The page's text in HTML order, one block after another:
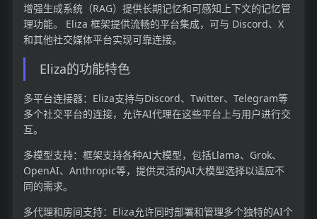
增强生成系统（RAG）提供长期记忆和可感知上下文的记忆管
理功能。 Eliza 框架提供流畅的平台集成，可与 Discord、X
和其他社交媒体平台实现可靠连接。
Eliza的功能特色
多平台连接器：Eliza支持与Discord、Twitter、Telegram等
多个社交平台的连接，允许AI代理在这些平台上与用户进行交
互。
多模型支持：框架支持各种AI大模型，包括Llama、Grok、
OpenAI、Anthropic等，提供灵活的AI大模型选择以适应不
同的需求。
多代理和房间支持：Eliza允许同时部署和管理多个独特的AI个